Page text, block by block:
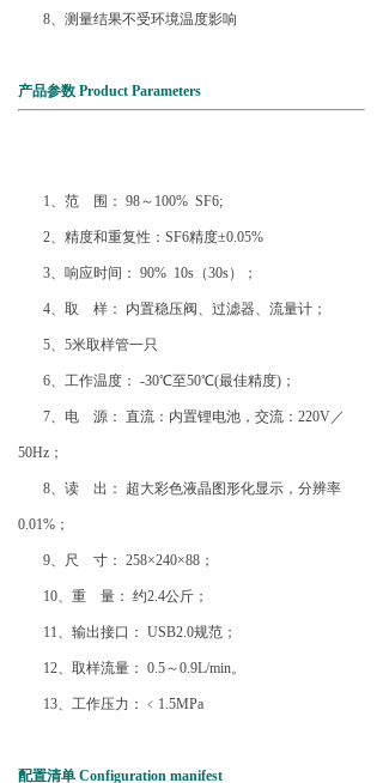
8、测量结果不受环境温度影响
产品参数 Product Parameters
1、范 围： 98～100% SF6;
2、精度和重复性：SF6精度±0.05%
3、响应时间： 90% 10s（30s）；
4、取 样： 内置稳压阀、过滤器、流量计；
5、 5米取样管一只
6、工作温度： -30℃至50℃(最佳精度)；
7、电 源： 直流：内置锂电池，交流：220V／
50Hz；
8、读 出： 超大彩色液晶图形化显示，分辨率
0.01%；
9、尺 寸： 258×240×88；
10、重 量： 约2.4公斤；
11、输出接口： USB2.0规范；
12、取样流量： 0.5～0.9L/min。
13、工作压力：﹤1.5MPa
配置清单 Configuration manifest